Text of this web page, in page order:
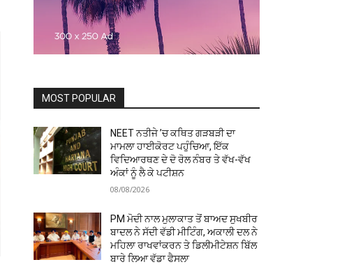
MOST POPULAR
NEET ਨਤੀਜੇ ’ਚ ਕਥਿਤ ਗੜਬੜੀ ਦਾ
ਮਾਮਲਾ ਹਾਈਕੋਰਟ ਪਹੁੰਚਿਆ, ਇੱਕ
ਵਿਦਿਆਰਥਣ ਦੇ ਦੋ ਰੋਲ ਨੰਬਰ ਤੇ ਵੱਖ-ਵੱਖ
ਅੰਕਾਂ ਨੂੰ ਲੈ ਕੇ ਪਟੀਸ਼ਨ
08/08/2026
PM ਮੋਦੀ ਨਾਲ ਮੁਲਾਕਾਤ ਤੋਂ ਬਾਅਦ ਸੁਖਬੀਰ
ਬਾਦਲ ਨੇ ਸੱਦੀ ਵੱਡੀ ਮੀਟਿੰਗ, ਅਕਾਲੀ ਦਲ ਨੇ
ਮਹਿਲਾ ਰਾਖਵਾਂਕਰਨ ਤੇ ਡਿਲੀਮੀਟੇਸ਼ਨ ਬਿੱਲ
ਬਾਰੇ ਲਿਆ ਵੱਡਾ ਫੈਸਲਾ